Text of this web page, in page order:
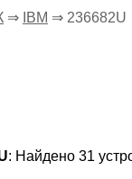
⇒ IBM ⇒ 236682U
: Найдено 31